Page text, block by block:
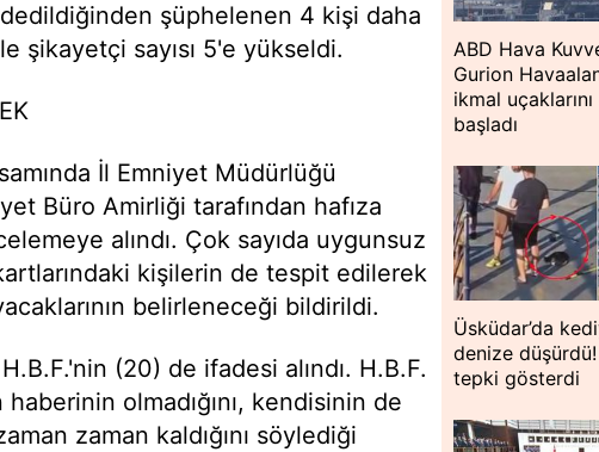
şüphelenen 4 kişi daha
şikayetçi sayısı 5'e yükseldi.
İl Emniyet Müdürlüğü
Büro Amirliği tarafından hafıza
alındı. Çok sayıda uygunsuz
kişilerin de tespit edilerek
belirleneceği bildirildi.
(20) de ifadesi alındı. H.B.F.
olmadığını, kendisinin de
zaman kaldığını söylediği
ABD Hava
Gurion
ikmal
başladı
Üsküdar’da
denize
tepki gösterdi